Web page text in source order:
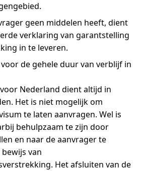
geen middelen heeft, dient
verklaring van garantstelling
in te leveren.
de gehele duur van verblijf in
Nederland dient altijd in
Het is niet mogelijk om
te laten aanvragen. Wel is
behulpzaam te zijn door
en naar de aanvrager te
van
Het afsluiten van de